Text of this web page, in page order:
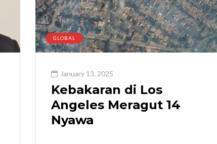
GLOBAL
January 13, 2025
Kebakaran di Los
Angeles Meragut 14
Nyawa